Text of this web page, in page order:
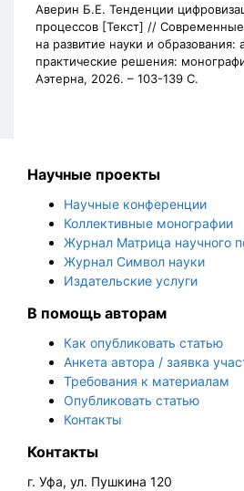
Аверин Б.Е. Тенденции
процессов [Текст] //
на развитие науки и образования:
практические решения:
Аэтерна, 2026. – 103-139 С.
Научные проекты
Научные конференции
Коллективные монографии
Журнал Матрица научного
Журнал Символ науки
Издательские услуги
В помощь авторам
Как опубликовать статью
Анкета автора / заявка
Требования к материалам
Опубликовать статью
Контакты
Контакты
г. Уфа, ул. Пушкина 120